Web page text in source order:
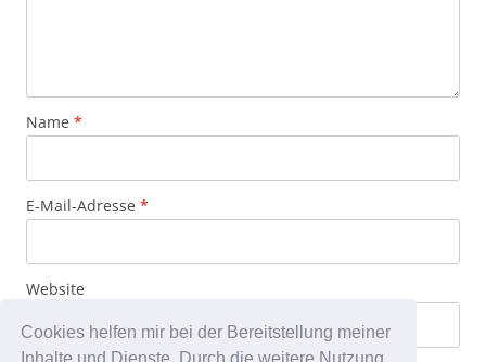
Cookies helfen mir bei der Bereitstellung meiner
Name *
E-Mail-Adresse *
Website